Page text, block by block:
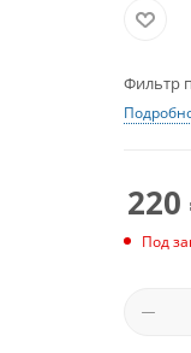
Фильтр
220
Под